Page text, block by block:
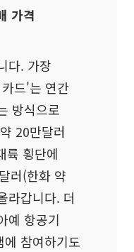
가격
다. 가장
드'는 연간
방식으로
20만달러
륙 횡단에
러(한화 약
라갑니다. 더
예 항공기
참여하기도